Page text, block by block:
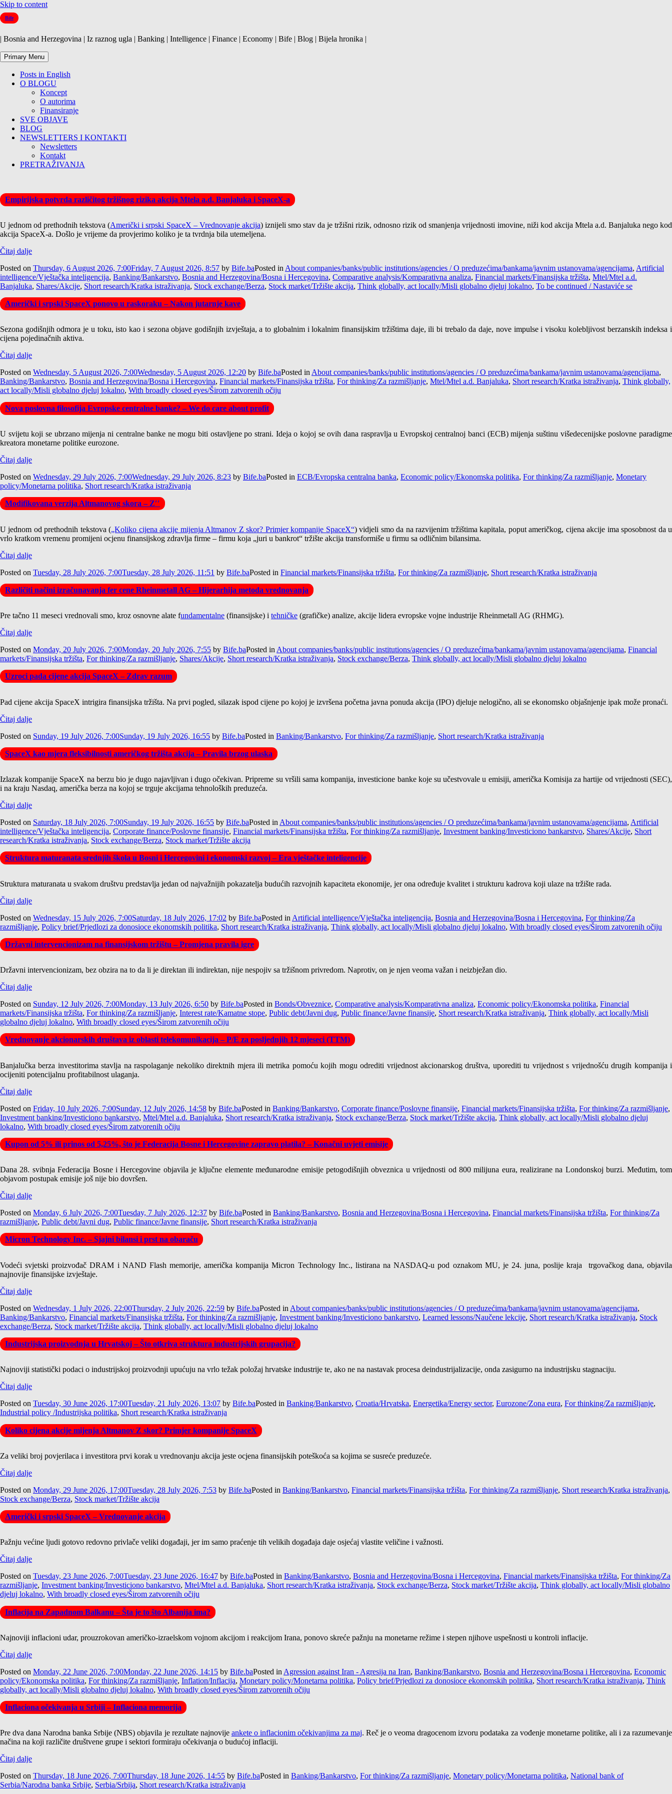
Skip to content
Bife
| Bosnia and Herzegovina | Iz raznog ugla | Banking | Intelligence | Finance | Economy | Bife | Blog | Bijela hronika |
Primary Menu
Posts in English
O BLOGU
Koncept
O autorima
Finansiranje
SVE OBJAVE
BLOG
NEWSLETTERS I KONTAKTI
Newsletters
Kontakt
PRETRAŽIVANJA
Empirijska potvrda različitog tržišnog rizika akcija Mtela a.d. Banjaluka i SpaceX-a
U jednom od prethodnih tekstova (Američki i srpski SpaceX – Vrednovanje akcija) iznijeli smo stav da je tržišni rizik, odnosno rizik od smanjenja vrijednosti imovine, niži kod akcija Mtela a.d. Banjaluka nego kod
akcija SpaceX-a. Došlo je vrijeme da provjerimo koliko je ta tvrdnja bila utemeljena.
Čitaj dalje
Posted on Thursday, 6 August 2026, 7:00Friday, 7 August 2026, 8:57 by Bife.baPosted in About companies/banks/public institutions/agencies / O preduzećima/bankama/javnim ustanovama/agencijama, Artificial
intelligence/Vještačka inteligencija, Banking/Bankarstvo, Bosnia and Herzegovina/Bosna i Hercegovina, Comparative analysis/Komparativna analiza, Financial markets/Finansijska tržišta, Mtel/Mtel a.d.
Banjaluka, Shares/Akcije, Short research/Kratka istraživanja, Stock exchange/Berza, Stock market/Tržište akcija, Think globally, act locally/Misli globalno djeluj lokalno, To be continued / Nastaviće se
Američki i srpski SpaceX ponovo u raskoraku – Nakon jutarnje kave
Sezona godišnjih odmora je u toku, isto kao i sezona objave godišnjih izvještaja, a to globalnim i lokalnim finansijskim tržištima daje, ili bi trebalo da daje, nove impulse i visoku kolebljivost berzanskih indeksa i
cijena pojedinačnih aktiva.
Čitaj dalje
Posted on Wednesday, 5 August 2026, 7:00Wednesday, 5 August 2026, 12:20 by Bife.baPosted inAbout companies/banks/public institutions/agencies / O preduzećima/bankama/javnim ustanovama/agencijama,
Banking/Bankarstvo, Bosnia and Herzegovina/Bosna i Hercegovina, Financial markets/Finansijska tržišta, For thinking/Za razmišljanje, Mtel/Mtel a.d. Banjaluka, Short research/Kratka istraživanja, Think globally,
act locally/Misli globalno djeluj lokalno, With broadly closed eyes/Širom zatvorenih očiju
Nova poslovna filosofija Evropske centralne banke? – We do care about profit
U svijetu koji se ubrzano mijenja ni centralne banke ne mogu biti ostavljene po strani. Ideja o kojoj se ovih dana raspravlja u Evropskoj centralnoj banci (ECB) mijenja suštinu višedecenijske poslovne paradigme
kreatora monetarne politike eurozone.
Čitaj dalje
Posted on Wednesday, 29 July 2026, 7:00Wednesday, 29 July 2026, 8:23 by Bife.baPosted in ECB/Evropska centralna banka, Economic policy/Ekonomska politika, For thinking/Za razmišljanje, Monetary
policy/Monetarna politika, Short research/Kratka istraživanja
Modifikovana verzija Altmanovog skora – Z′′
U jednom od prethodnih tekstova („Koliko cijena akcije mijenja Altmanov Z skor? Primjer kompanije SpaceX“) vidjeli smo da na razvijenim tržištima kapitala, poput američkog, cijena akcije ima sposobnost da u
vrlo kratkom vremenu promijeni ocjenu finansijskog zdravlja firme – firmu koja „juri u bankrot“ tržište akcija transformiše u firmu sa odličnim bilansima.
Čitaj dalje
Posted on Tuesday, 28 July 2026, 7:00Tuesday, 28 July 2026, 11:51 by Bife.baPosted in Financial markets/Finansijska tržišta, For thinking/Za razmišljanje, Short research/Kratka istraživanja
Različiti načini izračunavanja fer cene Rheinmetall AG – Hijerarhija metoda vrednovanja
Pre tačno 11 meseci vrednovali smo, kroz osnovne alate fundamentalne (finansijske) i tehničke (grafičke) analize, akcije lidera evropske vojne industrije Rheinmetall AG (RHMG).
Čitaj dalje
Posted on Monday, 20 July 2026, 7:00Monday, 20 July 2026, 7:55 by Bife.baPosted in About companies/banks/public institutions/agencies / O preduzećima/bankama/javnim ustanovama/agencijama, Financial
markets/Finansijska tržišta, For thinking/Za razmišljanje, Shares/Akcije, Short research/Kratka istraživanja, Stock exchange/Berza, Think globally, act locally/Misli globalno djeluj lokalno
Uzroci pada cijene akcija SpaceX – Zdrav razum
Pad cijene akcija SpaceX intrigira finansijska tržišta. Na prvi pogled, silazak ispod cijene po kojoj je izvršena početna javna ponuda akcija (IPO) djeluje nelogično, ali se ekonomsko objašnjenje ipak može pronaći.
Čitaj dalje
Posted on Sunday, 19 July 2026, 7:00Sunday, 19 July 2026, 16:55 by Bife.baPosted in Banking/Bankarstvo, For thinking/Za razmišljanje, Short research/Kratka istraživanja
SpaceX kao mjera fleksibilnosti američkog tržišta akcija – Pravila brzog ulaska
Izlazak kompanije SpaceX na berzu bio je dugo najavljivan i dugo očekivan. Pripreme su vršili sama kompanija, investicione banke koje su učestvovale u emisiji, američka Komisija za hartije od vrijednosti (SEC),
i na kraju Nasdaq, američka berza na kojoj se trguje akcijama tehnoloških preduzeća.
Čitaj dalje
Posted on Saturday, 18 July 2026, 7:00Sunday, 19 July 2026, 16:55 by Bife.baPosted in About companies/banks/public institutions/agencies / O preduzećima/bankama/javnim ustanovama/agencijama, Artificial
intelligence/Vještačka inteligencija, Corporate finance/Poslovne finansije, Financial markets/Finansijska tržišta, For thinking/Za razmišljanje, Investment banking/Investiciono bankarstvo, Shares/Akcije, Short
research/Kratka istraživanja, Stock exchange/Berza, Stock market/Tržište akcija
Struktura maturanata srednjih škola u Bosni i Hercegovini i ekonomski razvoj – Era vještačke inteligencije
Struktura maturanata u svakom društvu predstavlja jedan od najvažnijih pokazatelja budućih razvojnih kapaciteta ekonomije, jer ona određuje kvalitet i strukturu kadrova koji ulaze na tržište rada.
Čitaj dalje
Posted on Wednesday, 15 July 2026, 7:00Saturday, 18 July 2026, 17:02 by Bife.baPosted in Artificial intelligence/Vještačka inteligencija, Bosnia and Herzegovina/Bosna i Hercegovina, For thinking/Za
razmišljanje, Policy brief/Prjedlozi za donosioce ekonomskih politika, Short research/Kratka istraživanja, Think globally, act locally/Misli globalno djeluj lokalno, With broadly closed eyes/Širom zatvorenih očiju
Državni intervencionizam na finansijskom tržištu – Promjena pravila igre
Državni intervencionizam, bez obzira na to da li je direktan ili indirektan, nije nespojiv sa tržišnom privredom. Naprotiv, on je njen veoma važan i neizbježan dio.
Čitaj dalje
Posted on Sunday, 12 July 2026, 7:00Monday, 13 July 2026, 6:50 by Bife.baPosted in Bonds/Obveznice, Comparative analysis/Komparativna analiza, Economic policy/Ekonomska politika, Financial
markets/Finansijska tržišta, For thinking/Za razmišljanje, Interest rate/Kamatne stope, Public debt/Javni dug, Public finance/Javne finansije, Short research/Kratka istraživanja, Think globally, act locally/Misli
globalno djeluj lokalno, With broadly closed eyes/Širom zatvorenih očiju
Vrednovanje akcionarskih društava iz oblasti telekomunikacija – P/E za posljednjih 12 mjeseci (TTM)
Banjalučka berza investitorima stavlja na raspolaganje nekoliko direktnih mjera ili metrika pomoću kojih mogu odrediti vrijednost akcionarskog društva, uporediti tu vrijednost s vrijednošću drugih kompanija i
ocijeniti potencijalnu profitabilnost ulaganja.
Čitaj dalje
Posted on Friday, 10 July 2026, 7:00Sunday, 12 July 2026, 14:58 by Bife.baPosted in Banking/Bankarstvo, Corporate finance/Poslovne finansije, Financial markets/Finansijska tržišta, For thinking/Za razmišljanje,
Investment banking/Investiciono bankarstvo, Mtel/Mtel a.d. Banjaluka, Short research/Kratka istraživanja, Stock exchange/Berza, Stock market/Tržište akcija, Think globally, act locally/Misli globalno djeluj
lokalno, With broadly closed eyes/Širom zatvorenih očiju
Kupon od 5% ili prinos od 5,25%, što je Federacija Bosne i Hercegovine zapravo platila? – Konačni uvjeti emisije
Dana 28. svibnja Federacija Bosne i Hercegovine objavila je ključne elemente međunarodne emisije petogodišnjih obveznica u vrijednosti od 800 milijuna eura, realizirane na Londonskoj burzi. Međutim, tom
objavom postupak emisije još nije bio dovršen.
Čitaj dalje
Posted on Monday, 6 July 2026, 7:00Tuesday, 7 July 2026, 12:37 by Bife.baPosted in Banking/Bankarstvo, Bosnia and Herzegovina/Bosna i Hercegovina, Financial markets/Finansijska tržišta, For thinking/Za
razmišljanje, Public debt/Javni dug, Public finance/Javne finansije, Short research/Kratka istraživanja
Micron Technology Inc. – Sjajni bilansi i prst na obaraču
Vodeći svjetski proizvođač DRAM i NAND Flash memorije, američka kompanija Micron Technology Inc., listirana na NASDAQ-u pod oznakom MU, je 24. juna, poslije kraja trgovačkog dana, objavila
najnovije finansijske izvještaje.
Čitaj dalje
Posted on Wednesday, 1 July 2026, 22:00Thursday, 2 July 2026, 22:59 by Bife.baPosted in About companies/banks/public institutions/agencies / O preduzećima/bankama/javnim ustanovama/agencijama,
Banking/Bankarstvo, Financial markets/Finansijska tržišta, For thinking/Za razmišljanje, Investment banking/Investiciono bankarstvo, Learned lessons/Naučene lekcije, Short research/Kratka istraživanja, Stock
exchange/Berza, Stock market/Tržište akcija, Think globally, act locally/Misli globalno djeluj lokalno
Industrijska proizvodnja u Hrvatskoj – Što otkriva struktura industrijskih grupacija?
Najnoviji statistički podaci o industrijskoj proizvodnji upućuju na vrlo težak položaj hrvatske industrije te, ako ne na nastavak procesa deindustrijalizacije, onda zasigurno na industrijsku stagnaciju.
Čitaj dalje
Posted on Tuesday, 30 June 2026, 17:00Tuesday, 21 July 2026, 13:07 by Bife.baPosted in Banking/Bankarstvo, Croatia/Hrvatska, Energetika/Energy sector, Eurozone/Zona eura, For thinking/Za razmišljanje,
Industrial policy /Industrijska politika, Short research/Kratka istraživanja
Koliko cijena akcije mijenja Altmanov Z skor? Primjer kompanije SpaceX
Za veliki broj povjerilaca i investitora prvi korak u vrednovanju akcija jeste ocjena finansijskih poteškoća sa kojima se susreće preduzeće.
Čitaj dalje
Posted on Monday, 29 June 2026, 17:00Tuesday, 28 July 2026, 7:53 by Bife.baPosted in Banking/Bankarstvo, Financial markets/Finansijska tržišta, For thinking/Za razmišljanje, Short research/Kratka istraživanja,
Stock exchange/Berza, Stock market/Tržište akcija
Američki i srpski SpaceX – Vrednovanje akcija
Pažnju većine ljudi gotovo redovno privlače veliki događaji, jer im samo praćenje tih velikih događaja daje osjećaj vlastite veličine i važnosti.
Čitaj dalje
Posted on Tuesday, 23 June 2026, 7:00Tuesday, 23 June 2026, 16:47 by Bife.baPosted in Banking/Bankarstvo, Bosnia and Herzegovina/Bosna i Hercegovina, Financial markets/Finansijska tržišta, For thinking/Za
razmišljanje, Investment banking/Investiciono bankarstvo, Mtel/Mtel a.d. Banjaluka, Short research/Kratka istraživanja, Stock exchange/Berza, Stock market/Tržište akcija, Think globally, act locally/Misli globalno
djeluj lokalno, With broadly closed eyes/Širom zatvorenih očiju
Inflacija na Zapadnom Balkanu – Šta je to što Albanija ima?
Najnoviji inflacioni udar, prouzrokovan američko-izraelskom vojnom akcijom i reakcijom Irana, ponovo skreće pažnju na monetarne režime i stepen njihove uspešnosti u kontroli inflacije.
Čitaj dalje
Posted on Monday, 22 June 2026, 7:00Monday, 22 June 2026, 14:15 by Bife.baPosted in Agression against Iran - Agresija na Iran, Banking/Bankarstvo, Bosnia and Herzegovina/Bosna i Hercegovina, Economic
policy/Ekonomska politika, For thinking/Za razmišljanje, Inflation/Inflacija, Monetary policy/Monetarna politika, Policy brief/Prjedlozi za donosioce ekonomskih politika, Short research/Kratka istraživanja, Think
globally, act locally/Misli globalno djeluj lokalno, With broadly closed eyes/Širom zatvorenih očiju
Inflaciona očekivanja u Srbiji – Inflaciona memorija
Pre dva dana Narodna banka Srbije (NBS) objavila je rezultate najnovije ankete o inflacionim očekivanjima za maj. Reč je o veoma dragocenom izvoru podataka za vođenje monetarne politike, ali i za razumevanje
načina na koji različite društvene grupe i sektori formiraju očekivanja o budućoj inflaciji.
Čitaj dalje
Posted on Thursday, 18 June 2026, 7:00Thursday, 18 June 2026, 14:55 by Bife.baPosted in Banking/Bankarstvo, For thinking/Za razmišljanje, Monetary policy/Monetarna politika, National bank of
Serbia/Narodna banka Srbije, Serbia/Srbija, Short research/Kratka istraživanja